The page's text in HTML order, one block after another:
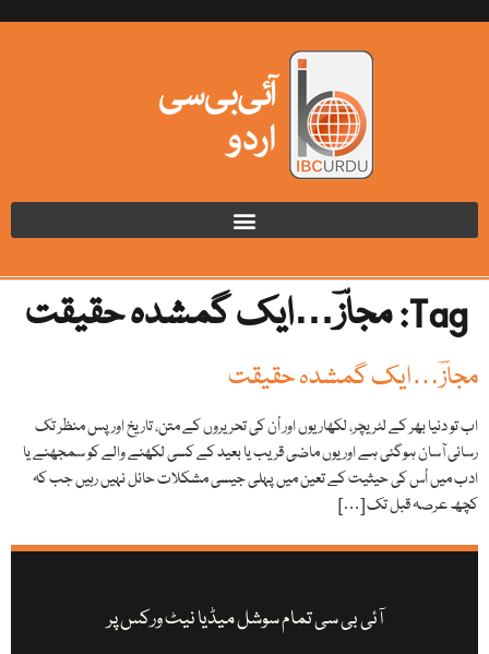
Tag: مجازؔ…ایک گمشدہ حقیقت
مجازؔ…ایک گمشدہ حقیقت
اب تو دنیا بھر کے لٹریچر، لکھاریوں اور اُن کی تحریروں کے متن، تاریخ اور پس منظر تک
رسائی آسان ہوگئی ہے اور یوں ماضی قریب یا بعید کے کسی لکھنے والے کو سمجھنے یا
ادب میں اُس کی حیثیت کے تعین میں پہلی جیسی مشکلات حائل نہیں رہیں جب کہ
کچھ عرصہ قبل تک […]
آئی بی سی تمام سوشل میڈیا نیٹ ورکس پر